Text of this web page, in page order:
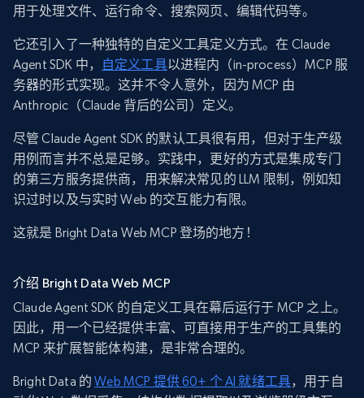
用于处理文件、运行命令、搜索网页、编辑代码等。
它还引入了一种独特的自定义工具定义方式。在 Claude
Agent SDK 中，
自定义工具以进程内（in-process）MCP 服
务器的形式实现。这并不令人意外，因为 MCP 由
Anthropic（Claude 背后的公司）定义。
尽管 Claude Agent SDK 的默认工具很有用，但对于生产级
用例而言并不总是足够。实践中，更好的方式是集成专门
的第三方服务提供商，用来解决常见的 LLM 限制，例如知
识过时以及与实时 Web 的交互能力有限。
这就是 Bright Data Web MCP 登场的地方！
介绍 Bright Data Web MCP
Claude Agent SDK 的自定义工具在幕后运行于 MCP 之上。
因此，用一个已经提供丰富、可直接用于生产的工具集的
MCP 来扩展智能体构建，是非常合理的。
Bright Data 的Web MCP 提供 60+ 个 AI 就绪工具，用于自